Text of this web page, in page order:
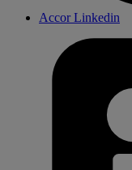
Accor Linkedin